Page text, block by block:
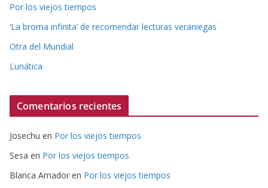
Por los viejos tiempos
‘La broma infinita’ de recomendar lecturas veraniegas
Otra del Mundial
Lunática
Comentarios recientes
Josechu en Por los viejos tiempos
Sesa en Por los viejos tiempos
Blanca Amador en Por los viejos tiempos